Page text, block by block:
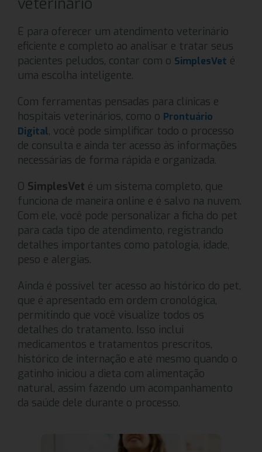
E para oferecer um atendimento veterinário
eficiente e completo ao analisar e tratar seus
pacientes peludos, contar com o SimplesVet é
uma escolha inteligente.
Com ferramentas pensadas para clínicas e
hospitais veterinários, como o Prontuário
Digital, você pode simplificar todo o processo
de consulta e ainda ter acesso às informações
necessárias de forma rápida e organizada.
O SimplesVet é um sistema completo, que
funciona de maneira online e é salvo na nuvem.
Com ele, você pode personalizar a ficha do pet
para cada tipo de atendimento, registrando
detalhes importantes como patologia, idade,
peso e alergias.
Ainda é possível ter acesso ao histórico do pet,
que é apresentado em ordem cronológica,
permitindo que você visualize todos os
detalhes do tratamento. Isso inclui
medicamentos e tratamentos prescritos,
histórico de internação e até mesmo quando o
gatinho iniciou a dieta com alimentação
natural, assim fazendo um acompanhamento
da saúde dele durante o processo.